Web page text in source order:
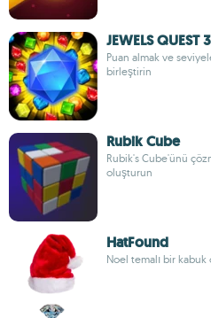
JEWELS QUEST
Puan almak ve
birleştirin
Rubik Cube
Rubik's Cube'ünü
oluşturun
HatFound
Noel temalı bir kabuk